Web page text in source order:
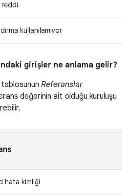
reddi
kullanılamıyor
girişler ne anlama gelir?
tablosunun Referanslar
değerinin ait olduğu kuruluşu
hata kimliği